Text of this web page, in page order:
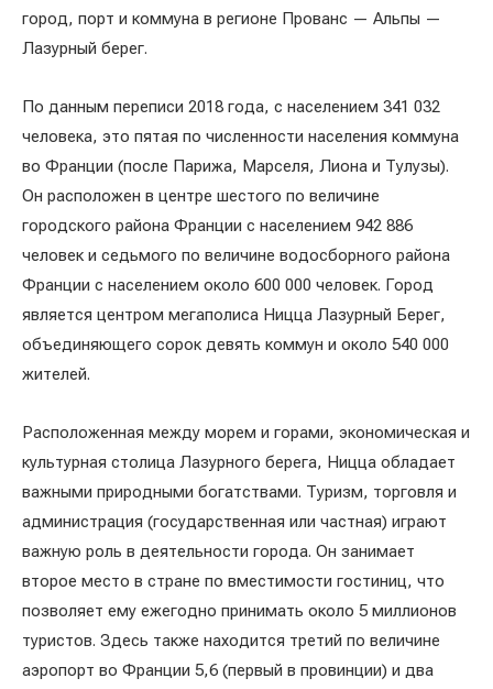
город, порт и коммуна в регионе Прованс — Альпы —
Лазурный берег.
По данным переписи 2018 года, с населением 341 032
человека, это пятая по численности населения коммуна
во Франции (после Парижа, Марселя, Лиона и Тулузы).
Он расположен в центре шестого по величине
городского района Франции с населением 942 886
человек и седьмого по величине водосборного района
Франции с населением около 600 000 человек. Город
является центром мегаполиса Ницца Лазурный Берег,
объединяющего сорок девять коммун и около 540 000
жителей.
Расположенная между морем и горами, экономическая и
культурная столица Лазурного берега, Ницца обладает
важными природными богатствами. Туризм, торговля и
администрация (государственная или частная) играют
важную роль в деятельности города. Он занимает
второе место в стране по вместимости гостиниц, что
позволяет ему ежегодно принимать около 5 миллионов
туристов. Здесь также находится третий по величине
аэропорт во Франции 5,6 (первый в провинции) и два